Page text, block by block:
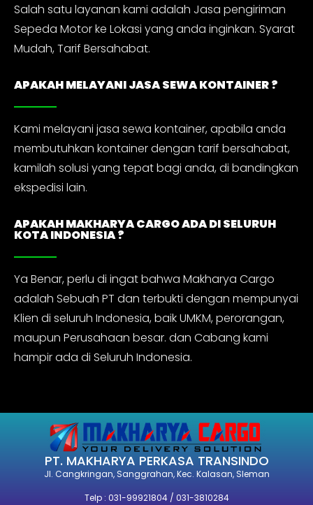
Salah satu layanan kami adalah Jasa pengiriman
Sepeda Motor ke Lokasi yang anda inginkan. Syarat
Mudah, Tarif Bersahabat.
APAKAH MELAYANI JASA SEWA KONTAINER ?
Kami melayani jasa sewa kontainer, apabila anda
membutuhkan kontainer dengan tarif bersahabat,
kamilah solusi yang tepat bagi anda, di bandingkan
ekspedisi lain.
APAKAH MAKHARYA CARGO ADA DI SELURUH
KOTA INDONESIA ?
Ya Benar, perlu di ingat bahwa Makharya Cargo
adalah Sebuah PT dan terbukti dengan mempunyai
Klien di seluruh Indonesia, baik UMKM, perorangan,
maupun Perusahaan besar. dan Cabang kami
hampir ada di Seluruh Indonesia.
PT. MAKHARYA PERKASA TRANSINDO
Jl. Cangkringan, Sanggrahan, Kec. Kalasan, Sleman
Telp : 031-99921804 / 031-3810284